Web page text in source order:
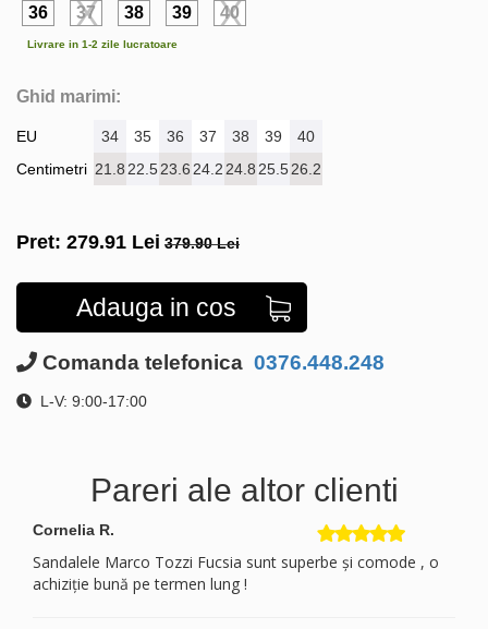
36 37 38 39 40
Livrare in 1-2 zile lucratoare
Ghid marimi:
EU
Centimetri
34 35 36 37 38 39
40
21.8 22.523.6 24.2 24.8 25.526.2
Pret: 279.91 Lei 379.90 Lei
Adauga in cos
Comanda telefonica 0376.448.248
L-V: 9:00-17:00
Pareri ale altor clienti
Cornelia R.
Sandalele Marco Tozzi Fucsia sunt superbe și comode , o
achiziție bună pe termen lung !